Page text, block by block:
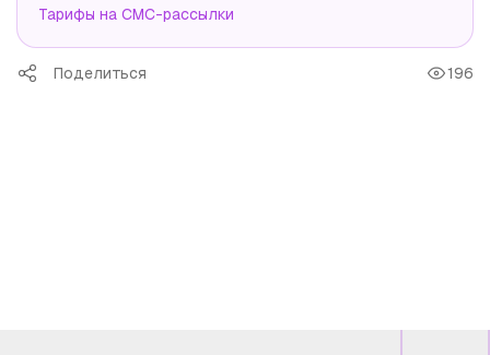
Тарифы на СМС-рассылки
Поделиться 196